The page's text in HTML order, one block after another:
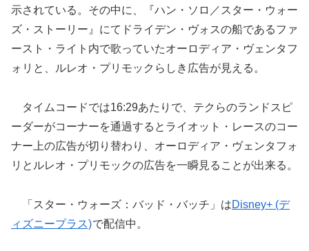
示されている。その中に、『ハン・ソロ／スター・ウォー
ズ・ストーリー』にてドライデン・ヴォスの船であるファ
ースト・ライト内で歌っていたオーロディア・ヴェンタフ
ォリと、ルレオ・プリモックらしき広告が見える。
タイムコードでは16:29あたりで、テクらのランドスピ
ーダーがコーナーを通過するとライオット・レースのコー
ナー上の広告が切り替わり、オーロディア・ヴェンタフォ
リとルレオ・プリモックの広告を一瞬見ることが出来る。
「スター・ウォーズ：バッド・バッチ」はDisney+ (デ
ィズニープラス)で配信中。